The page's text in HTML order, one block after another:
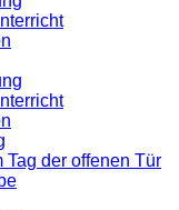
Tag der offenen Tür